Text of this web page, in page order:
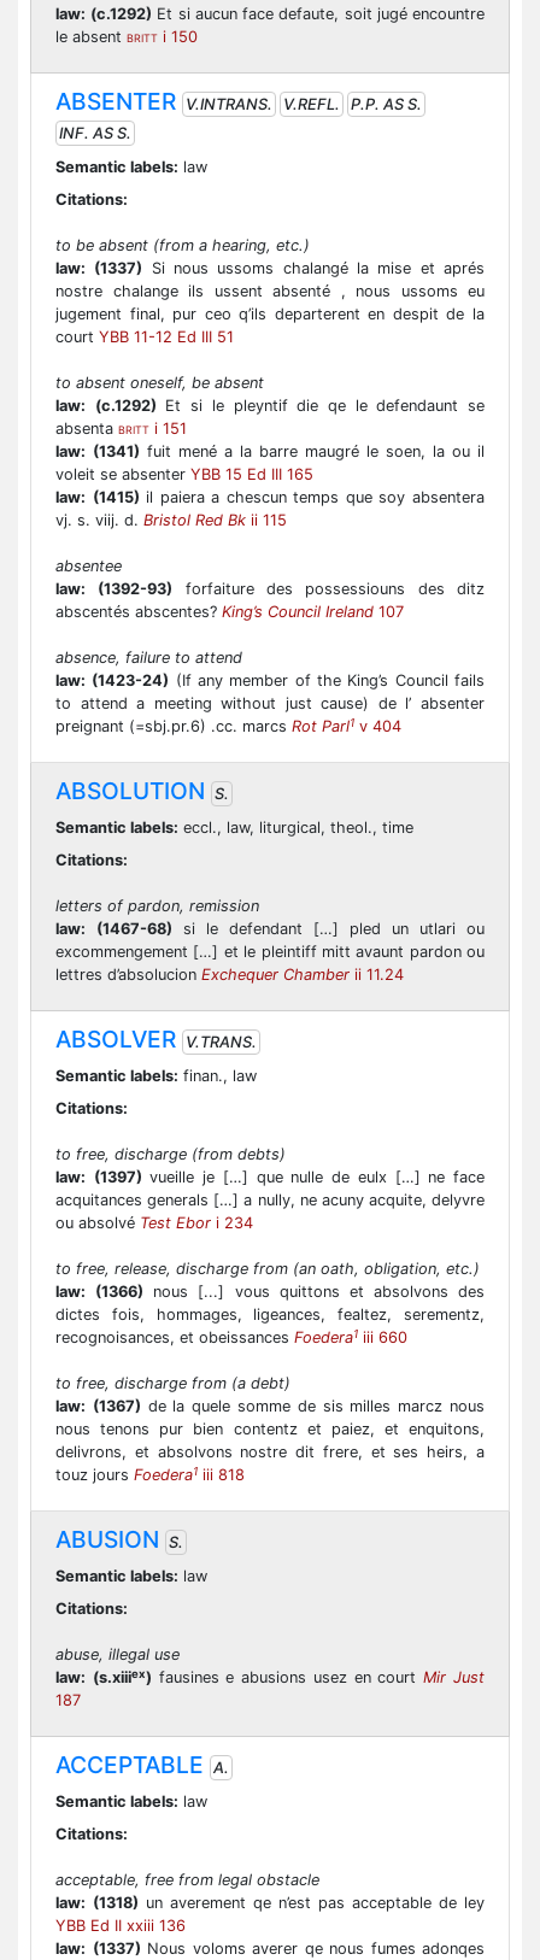
law: (c.1292) Et si aucun face defaute, soit jugé encountre
le absent BRITT i 150
ABSENTER V.INTRANS. V.REFL.
P.P. AS S.
INF. AS S.
Semantic labels: law
Citations:
to be absent (from a hearing, etc.)
law: (1337) Si nous ussoms chalangé la mise et aprés
nostre chalange ils ussent absenté , nous ussoms eu
jugement final, pur ceo q’ils departerent en despit de la
court YBB 11-12 Ed III 51
to absent oneself, be absent
law:
(c.1292) Et si le pleyntif die qe le defendaunt se
absenta BRITT i 151
law: (1341) fuit mené a la barre maugré le soen, la ou il
voleit se absenter YBB 15 Ed III 165
law: (1415) il paiera a chescun temps que soy absentera
vj. s. viij. d. Bristol Red Bk ii 115
absentee
law:
(1392-93) forfaiture des possessiouns des ditz
abscentés abscentes? King’s Council Ireland 107
absence, failure to attend
law: (1423-24) (If any member of the King’s Council fails
to attend a meeting without just cause) de l’ absenter
preignant (=sbj.pr.6) .cc. marcs Rot Parl1 v 404
ABSOLUTION S.
Semantic labels: eccl., law, liturgical, theol., time
Citations:
letters of pardon, remission
law:
(1467-68) si le defendant […] pled un utlari ou
excommengement […] et le pleintiff mitt avaunt pardon ou
lettres d’absolucion Exchequer Chamber ii 11.24
ABSOLVER V.TRANS.
Semantic labels: finan., law
Citations:
to free, discharge (from debts)
law: (1397) vueille je […] que nulle de eulx […] ne face
acquitances generals […] a nully, ne acuny acquite, delyvre
ou absolvé Test Ebor i 234
to free, release, discharge from (an oath, obligation, etc.)
law:
(1366) nous [...] vous quittons et absolvons des
dictes fois, hommages, ligeances, fealtez, serementz,
recognoisances, et obeissances Foedera1 iii 660
to free, discharge from (a debt)
law: (1367) de la quele somme de sis milles marcz nous
nous tenons pur bien contentz et paiez, et enquitons,
delivrons, et absolvons nostre dit frere, et ses heirs, a
touz jours Foedera1 iii 818
ABUSION S.
Semantic labels: law
Citations:
abuse, illegal use
law: (s.xiiiex) fausines e abusions usez en courtMir Just
187
ACCEPTABLE A.
Semantic labels: law
Citations:
acceptable, free from legal obstacle
law: (1318) un averement qe n’est pas acceptable de ley
YBB Ed II xxiii 136
law: (1337) Nous voloms averer qe nous fumes adonqes